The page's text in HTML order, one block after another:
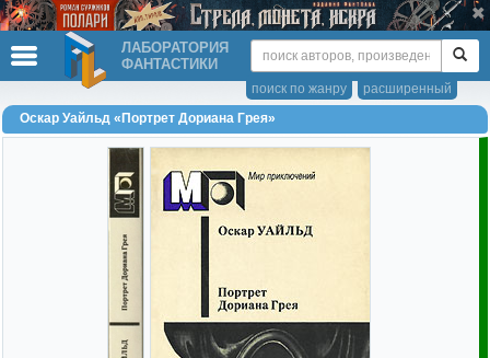
ЛАБОРАТОРИЯ
ФАНТАСТИКИ
расширенный
поиск по жанру
Оскар Уайльд «Портрет Дориана Грея»